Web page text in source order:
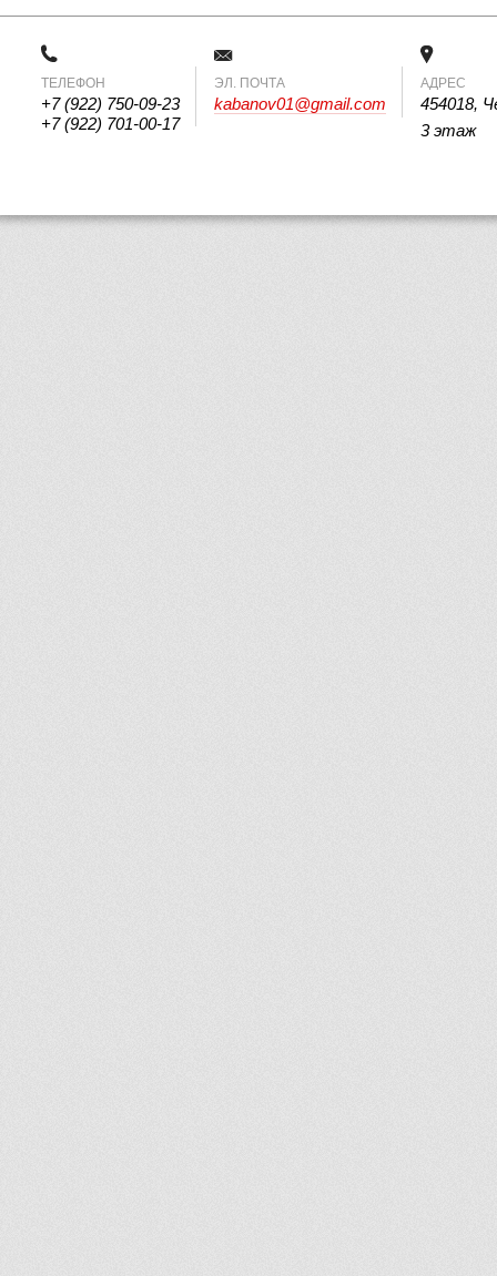
ТЕЛЕФОН
+7 (922) 750-09-23
+7 (922) 701-00-17
ЭЛ. ПОЧТА
kabanov01@gmail.com
АДРЕС
454018,
3 этаж